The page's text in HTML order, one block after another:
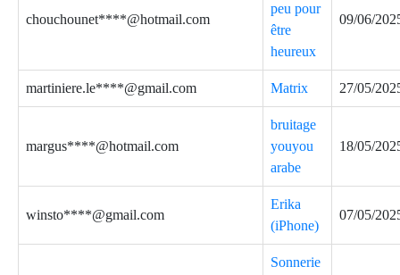
chouchounet****@hotmail.com
peu pour
être
heureux
09/06/
martiniere.le****@gmail.com Matrix 27/05/
margus****@hotmail.com
bruitage
youyou
arabe
18/05/
winsto****@gmail.com
Erika
(iPhone)
07/05/
Sonnerie